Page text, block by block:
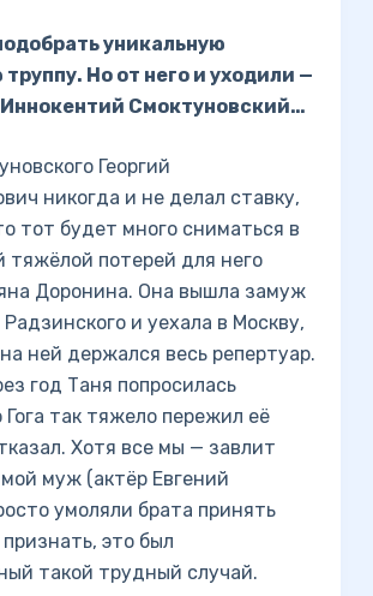
уникальную
Но от него и уходили —
Смоктуновский…
Георгий
никогда и не делал ставку,
тот будет много сниматься в
тяжёлой потерей для него
Доронина. Она вышла замуж
и уехала в Москву,
ней держался весь репертуар.
год Таня попросилась
Гога так тяжело пережил её
Хотя все мы — завлит
муж (актёр Евгений
умоляли брата принять
это был
такой трудный случай.